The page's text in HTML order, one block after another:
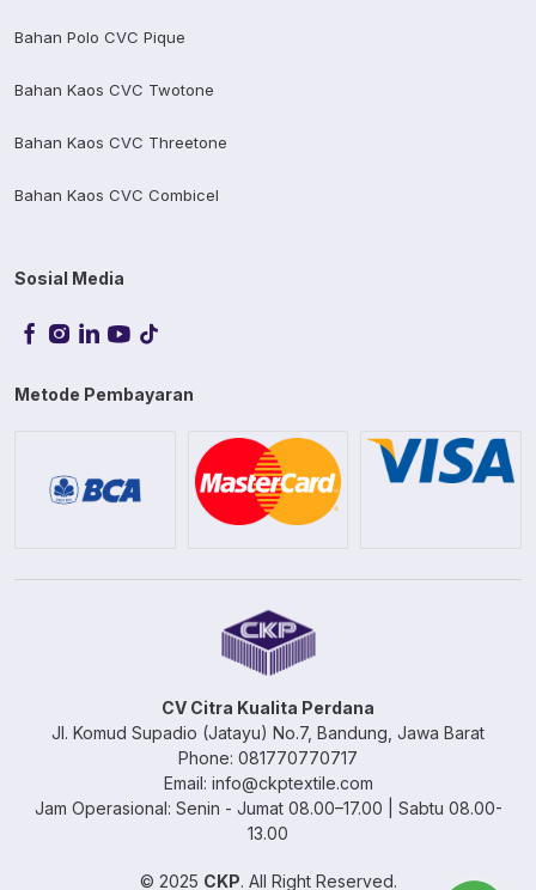
Bahan Polo CVC Pique
Bahan Kaos CVC Twotone
Bahan Kaos CVC Threetone
Bahan Kaos CVC Combicel
Sosial Media
Metode Pembayaran
CV Citra Kualita Perdana
Jl. Komud Supadio (Jatayu) No.7, Bandung, Jawa Barat
Phone: 081770770717
Email: info@ckptextile.com
Jam Operasional: Senin - Jumat 08.00–17.00 | Sabtu 08.00-
13.00
© 2025 CKP. All Right Reserved.